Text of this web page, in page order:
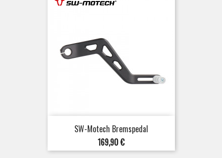
SW-Motech Bremspedal
Preis
169,90 €